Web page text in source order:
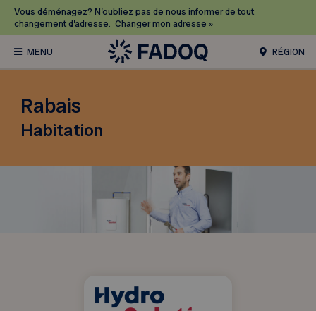
Vous déménagez? N’oubliez pas de nous informer de tout
changement d’adresse. Changer mon adresse »
RÉGION
Rabais
Habitation